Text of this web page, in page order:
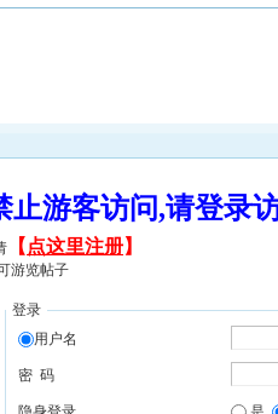
止游客访问,请登
【 点这里注册】
游览帖子
登录
用户名
密 码